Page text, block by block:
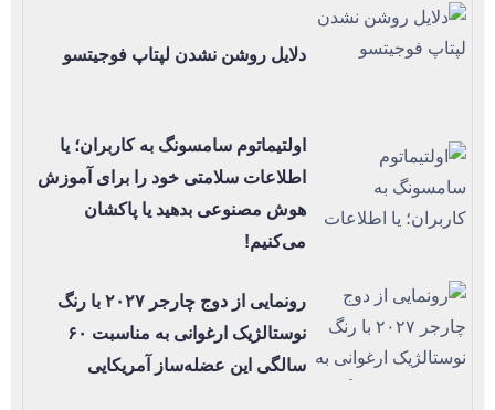
دلایل روشن نشدن لپتاپ فوجیتسو
اولتیماتوم سامسونگ به کاربران؛ یا
اطلاعات سلامتی خود را برای آموزش
هوش مصنوعی بدهید یا پاکشان
می‌کنیم!
رونمایی از دوج چارجر ۲۰۲۷ با رنگ
نوستالژیک ارغوانی به مناسبت ۶۰
سالگی این عضله‌ساز آمریکایی